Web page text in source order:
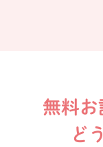
無料お
ど